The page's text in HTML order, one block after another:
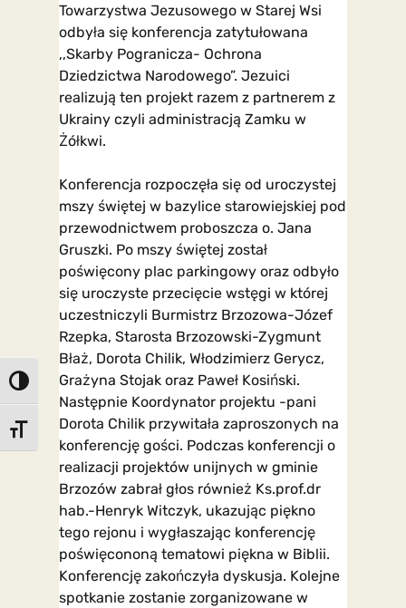
Toggle High Contrast
Toggle Font size
Towarzystwa Jezusowego w Starej Wsi
odbyła się konferencja zatytułowana
,,Skarby Pogranicza- Ochrona
Dziedzictwa Narodowego”. Jezuici
realizują ten projekt razem z partnerem z
Ukrainy czyli administracją Zamku w
Żółkwi.
Konferencja rozpoczęła się od uroczystej
mszy świętej w bazylice starowiejskiej pod
przewodnictwem proboszcza o. Jana
Gruszki. Po mszy świętej został
poświęcony plac parkingowy oraz odbyło
się uroczyste przecięcie wstęgi w której
uczestniczyli Burmistrz Brzozowa-Józef
Rzepka, Starosta Brzozowski-Zygmunt
Błaż, Dorota Chilik, Włodzimierz Gerycz,
Grażyna Stojak oraz Paweł Kosiński.
Następnie Koordynator projektu -pani
Dorota Chilik przywitała zaproszonych na
konferencję gości. Podczas konferencji o
realizacji projektów unijnych w gminie
Brzozów zabrał głos również Ks.prof.dr
hab.-Henryk Witczyk, ukazując piękno
tego rejonu i wygłaszając konferencję
poświęcononą tematowi piękna w Biblii.
Konferencję zakończyła dyskusja. Kolejne
spotkanie zostanie zorganizowane w